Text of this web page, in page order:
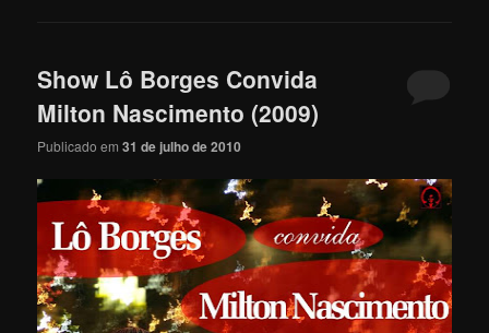
Show Lô Borges Convida
Milton Nascimento (2009)
Publicado em31 de julho de 2010